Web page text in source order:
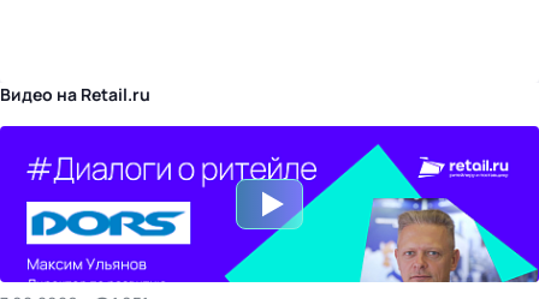
Видео на Retail.ru